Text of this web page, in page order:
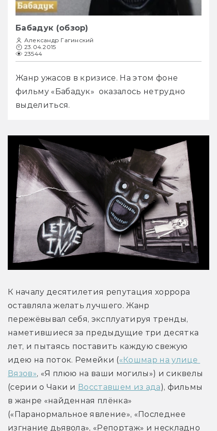
Бабадук (обзор)
Александр Гагинский
23.04.2015
23544
Жанр ужасов в кризисе. На этом фоне
фильму «Бабадук»  оказалось нетрудно
выделиться.
К началу десятилетия репутация хоррора
оставляла желать лучшего. Жанр
пережёвывал себя, эксплуатируя тренды,
наметившиеся за предыдущие три десятка
лет, и пытаясь поставить каждую свежую
идею на поток. Ремейки («Кошмар на улице
Вязов», «Я плюю на ваши могилы») и сиквелы
(серии о Чаки и Восставшем из ада), фильмы
в жанре «найденная плёнка»
(«Паранормальное явление», «Последнее
изгнание дьявола», «Репортаж» и нескладно